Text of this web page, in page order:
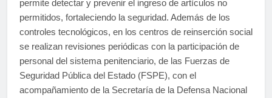
permite detectar y prevenir el ingreso de artículos no
permitidos, fortaleciendo la seguridad. Además de los
controles tecnológicos, en los centros de reinserción social
se realizan revisiones periódicas con la participación de
personal del sistema penitenciario, de las Fuerzas de
Seguridad Pública del Estado (FSPE), con el
acompañamiento de la Secretaría de la Defensa Nacional